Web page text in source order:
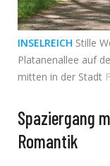
INSELREICH Stille
Platanenallee auf
mitten in der Stadt
Spaziergang
Romantik